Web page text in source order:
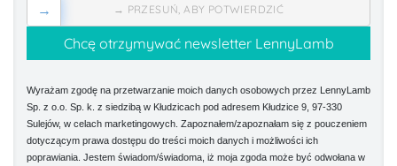
→ PRZESUŃ, ABY POTWIERDZIĆ
→
Wyrażam zgodę na przetwarzanie moich danych osobowych przez LennyLamb
Sp. z o.o. Sp. k. z siedzibą w Kłudzicach pod adresem Kłudzice 9, 97-330
Sulejów, w celach marketingowych. Zapoznałem/zapoznałam się z pouczeniem
dotyczącym prawa dostępu do treści moich danych i możliwości ich
poprawiania. Jestem świadom/świadoma, iż moja zgoda może być odwołana w